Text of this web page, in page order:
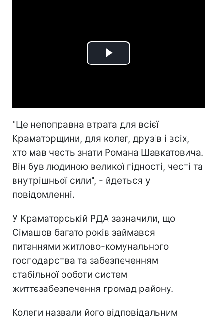
Play
"Це непоправна втрата для всієї
Краматорщини, для колег, друзів і всіх,
хто мав честь знати Романа Шавкатовича.
Він був людиною великої гідності, честі та
внутрішньої сили", - йдеться у
повідомленні.
У Краматорській РДА зазначили, що
Сімашов багато років займався
питаннями житлово-комунального
господарства та забезпеченням
стабільної роботи систем
життєзабезпечення громад району.
Колеги назвали його відповідальним